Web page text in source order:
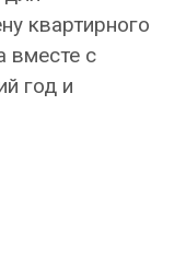
квартирного
вместе с
год и